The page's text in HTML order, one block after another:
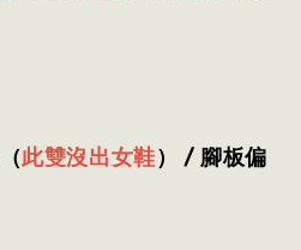
此雙沒出女鞋） / 腳板偏